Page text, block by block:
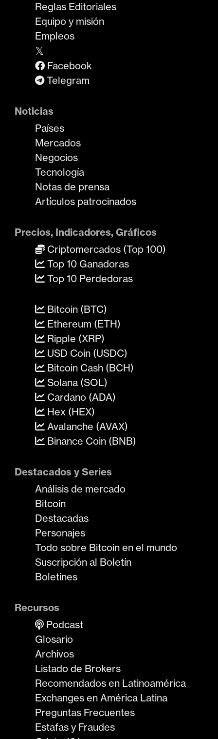
Reglas Editoriales
Equipo y misión
Empleos
𝕏
Facebook
Telegram
Noticias
Países
Mercados
Negocios
Tecnología
Notas de prensa
Artículos patrocinados
Precios, Indicadores, Gráficos
Criptomercados (Top 100)
Top 10 Ganadoras
Top 10 Perdedoras
Bitcoin (BTC)
Ethereum (ETH)
Ripple (XRP)
USD Coin (USDC)
Bitcoin Cash (BCH)
Solana (SOL)
Cardano (ADA)
Hex (HEX)
Avalanche (AVAX)
Binance Coin (BNB)
Destacados y Series
Análisis de mercado
Bitcoin
Destacadas
Personajes
Todo sobre Bitcoin en el mundo
Suscripción al Boletín
Boletines
Recursos
Podcast
Glosario
Archivos
Listado de Brokers
Recomendados en Latinoamérica
Exchanges en América Latina
Preguntas Frecuentes
Estafas y Fraudes